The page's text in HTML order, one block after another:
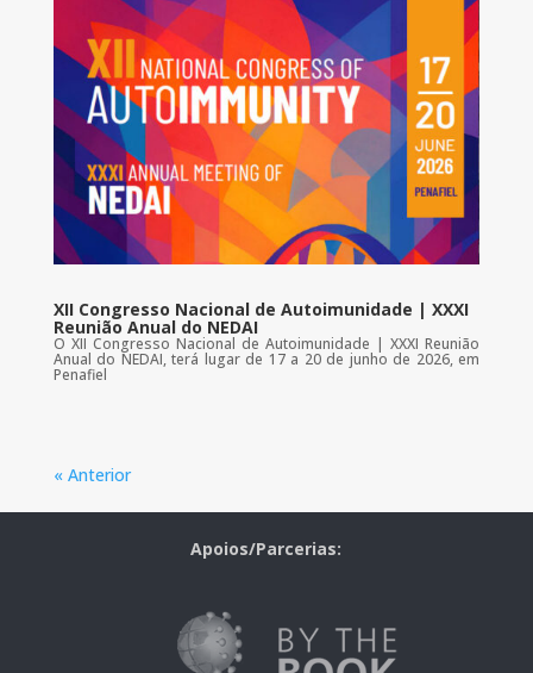
XII Congresso Nacional de Autoimunidade | XXXI
Reunião Anual do NEDAI
O XII Congresso Nacional de Autoimunidade | XXXI Reunião
Anual do NEDAI, terá lugar de 17 a 20 de junho de 2026, em
Penafiel
« Anterior
Apoios/Parcerias: